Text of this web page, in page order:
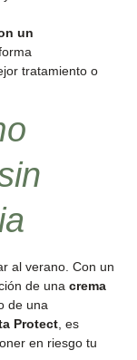
un
tratamiento o
al verano. Con un
de una crema
de una
Protect, es
en riesgo tu